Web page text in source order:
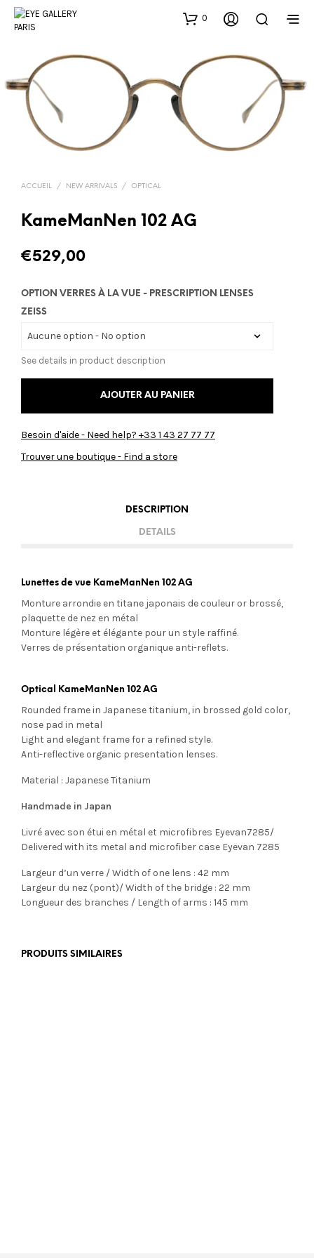
0
ACCUEIL / NEW ARRIVALS / OPTICAL
KameManNen 102 AG
€529,00
OPTION VERRES À LA VUE - PRESCRIPTION LENSES
ZEISS
See details in product description
AJOUTER AU PANIER
Besoin d'aide - Need help? +33 1 43 27 77 77
Trouver une boutique - Find a store
DESCRIPTION
DETAILS
Lunettes de vue KameManNen 102 AG
Monture arrondie en titane japonais de couleur or brossé,
plaquette de nez en métal
Monture légère et élégante pour un style raffiné.
Verres de présentation organique anti-reflets.
Optical KameManNen 102 AG
Rounded frame in Japanese titanium, in brossed gold color,
nose pad in metal
Light and elegant frame for a refined style.
Anti-reflective organic presentation lenses.
Material : Japanese Titanium
Handmade in Japan
Livré avec son étui en métal et microfibres Eyevan7285/
Delivered with its metal and microfiber case Eyevan 7285
Largeur d’un verre / Width of one lens : 42 mm
Largeur du nez (pont)/ Width of the bridge : 22 mm
Longueur des branches / Length of arms : 145 mm
PRODUITS SIMILAIRES